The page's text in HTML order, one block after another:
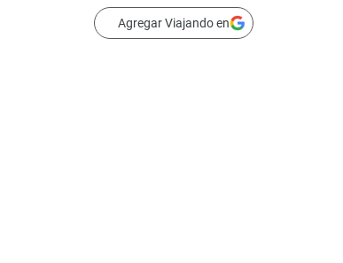
Agregar Viajando en